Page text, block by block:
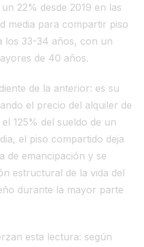
22% desde 2019 en las
media para compartir piso
los 33-34 años, con un
de 40 años.
de la anterior: es su
el precio del alquiler de
125% del sueldo de un
el piso compartido deja
de emancipación y se
estructural de la vida del
durante la mayor parte
esta lectura: según